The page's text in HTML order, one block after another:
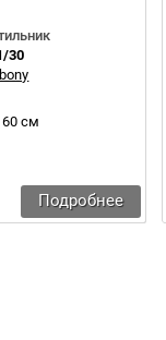
30
60 см
Подробнее